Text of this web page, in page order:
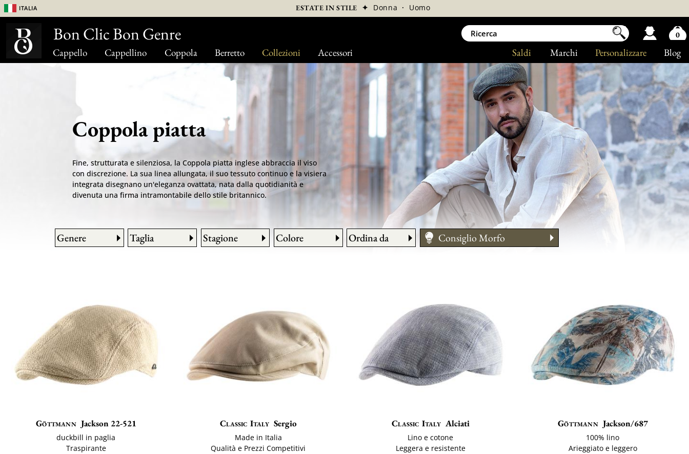
Cappello Cappellino Coppola Berretto Collezioni Accessori Blog
Personalizzare
Marchi
Saldi
Italia ESTATE IN STILE ✦ Donna · Uomo
Coppola piatta
Fine, strutturata e silenziosa, la Coppola piatta inglese abbraccia il viso
con discrezione. La sua linea allungata, il suo tessuto continuo e la visiera
integrata disegnano un'eleganza ovattata, nata dalla quotidianità e
divenuta una firma intramontabile dello stile britannico.
Genere Taglia Stagione Colore Ordina da
Consiglio Morfo
Mantenimento
Göttmann Jackson 22-521
duckbill in paglia
Traspirante
Classic Italy Sergio
Made in Italia
Qualità e Prezzi Competitivi
Classic Italy Alciati
Lino e cotone
Leggera e resistente
Göttmann Jackson/687
100% lino
Arieggiato e leggero
Bon Clic Bon Genre 0